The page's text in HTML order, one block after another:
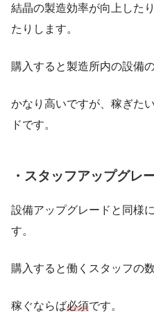
結晶の製造効率が向上した
たりします。
購入すると製造所内の設備
かなり高いですが、稼ぎた
ドです。
・スタッフアップグレ
設備アップグレードと同様
す。
購入すると働くスタッフの
稼ぐならば必須です。